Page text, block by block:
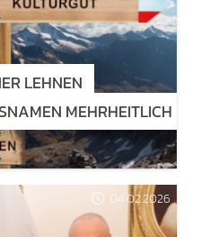
LEHNEN
MEHRHEITLICH
04.02.2026